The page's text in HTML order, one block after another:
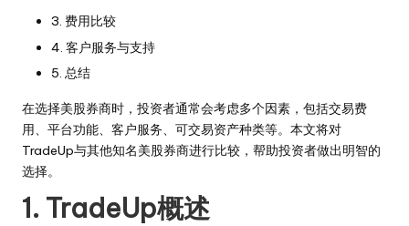
3. 费用比较
4. 客户服务与支持
5. 总结
在选择美股券商时，投资者通常会考虑多个因素，包括交易费
用、平台功能、客户服务、可交易资产种类等。本文将对
TradeUp与其他知名美股券商进行比较，帮助投资者做出明智的
选择。
1. TradeUp概述